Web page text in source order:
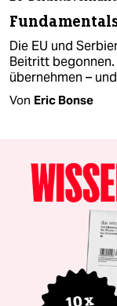
Die EU und
Beitritt
übernehmen –
Von Eric Bonse